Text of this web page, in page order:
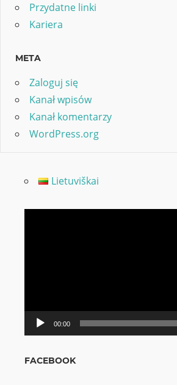
Przydatne linki
Kariera
META
Zaloguj się
Kanał wpisów
Kanał komentarzy
WordPress.org
Lietuviškai
00:00
FACEBOOK